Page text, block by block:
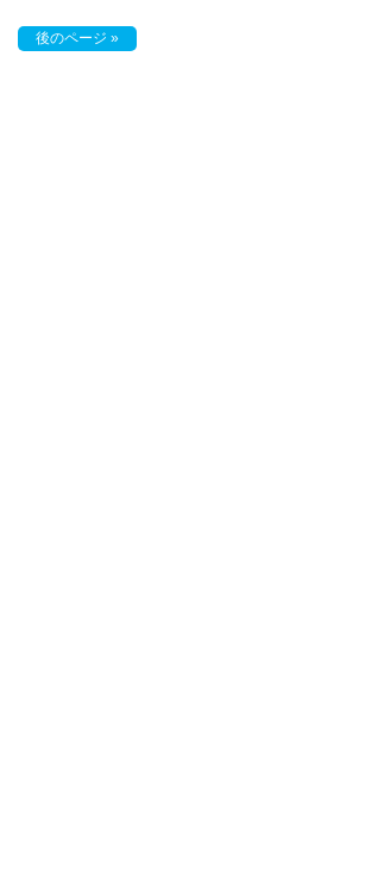
後のページ »